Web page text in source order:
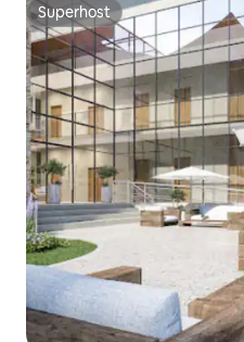
Superhost
Superhost